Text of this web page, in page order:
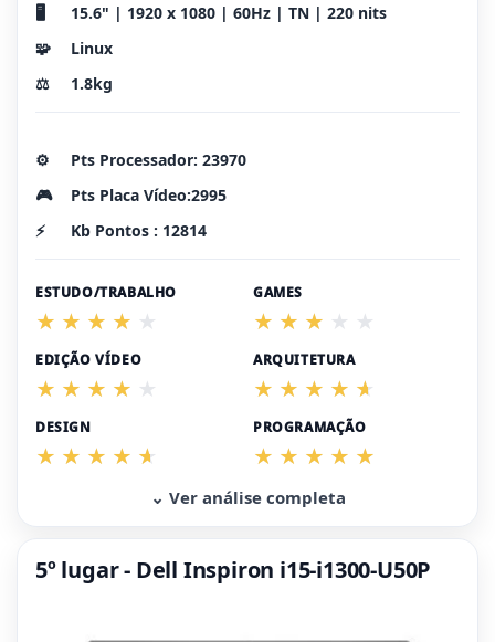
🖥️
15.6" | 1920 x 1080 | 60Hz | TN | 220 nits
🧩
Linux
⚖️
1.8kg
⚙️
Pts Processador: 23970
🎮
Pts Placa Vídeo:2995
⚡
Kb Pontos : 12814
ESTUDO/TRABALHO GAMES
EDIÇÃO VÍDEO ARQUITETURA
DESIGN PROGRAMAÇÃO
⌄ Ver análise completa
5º lugar - Dell Inspiron i15-i1300-U50P